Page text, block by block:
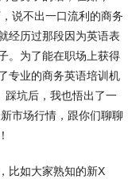
说不出一口流利的商务
经历过那段因为英语表
。为了能在职场上获得
专业的商务英语培训机
踩坑后，我也悟出了一
市场行情，跟你们聊聊
比如大家熟知的新X